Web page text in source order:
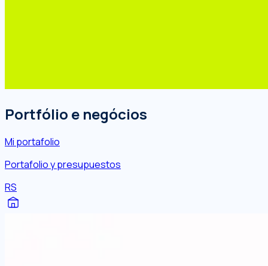
Portfólio e negócios
Mi portafolio
Portafolio y presupuestos
RS